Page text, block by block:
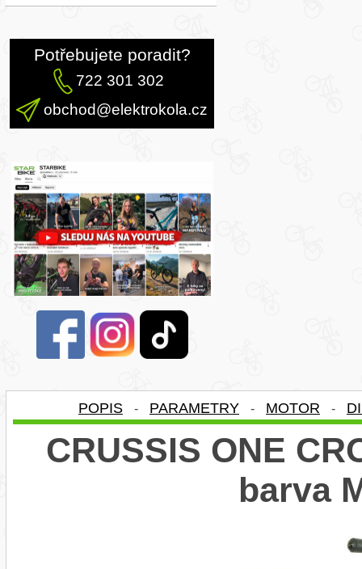
Potřebujete poradit?
722 301 302
obchod@elektrokola.cz
POPIS - PARAMETRY - MOTOR -
CRUSSIS ONE
barva